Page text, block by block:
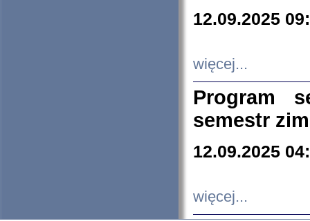
12.09.2025
więcej...
Program
semestr
12.09.2025
więcej...